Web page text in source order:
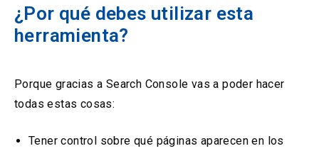
¿Por qué debes utilizar esta
herramienta?
Porque gracias a Search Console vas a poder hacer
todas estas cosas:
Tener control sobre qué páginas aparecen en los